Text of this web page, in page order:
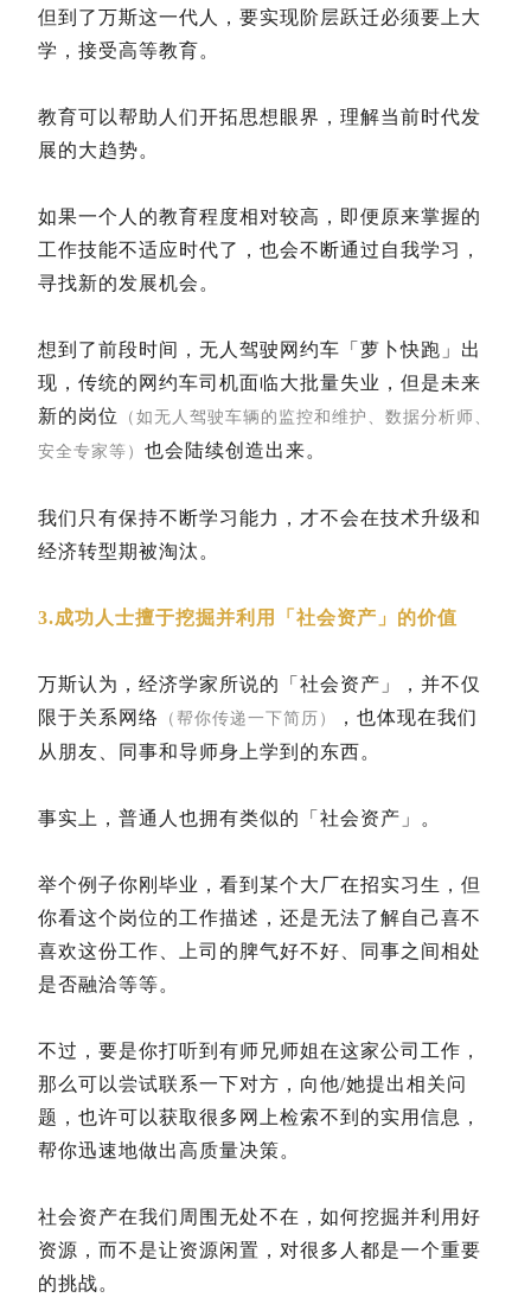
但到了万斯这一代人，要实现阶层跃迁必须要上大
学，接受高等教育。
教育可以帮助人们开拓思想眼界，理解当前时代发
展的大趋势。
如果一个人的教育程度相对较高，即便原来掌握的
工作技能不适应时代了，也会不断通过自我学习，
寻找新的发展机会。
想到了前段时间，无人驾驶网约车「萝卜快跑」出
现，传统的网约车司机面临大批量失业，但是未来
新的岗位
（如无人驾驶车辆的监控和维护、数据分析师、
安全专家等） 也会陆续创造出来。
我们只有保持不断学习能力，才不会在技术升级和
经济转型期被淘汰。
3.成功人士擅于挖掘并利用「社会资产」的价值
万斯认为，经济学家所说的「社会资产」，并不仅
限于关系网络 （帮你传递一下简历）
，也体现在我们
从朋友、同事和导师身上学到的东西。
事实上，普通人也拥有类似的「社会资产」。
举个例子你刚毕业，看到某个大厂在招实习生，但
你看这个岗位的工作描述，还是无法了解自己喜不
喜欢这份工作、上司的脾气好不好、同事之间相处
是否融洽等等。
不过，要是你打听到有师兄师姐在这家公司工作，
那么可以尝试联系一下对方，向他/她提出相关问
题，也许可以获取很多网上检索不到的实用信息，
帮你迅速地做出高质量决策。
社会资产在我们周围无处不在，如何挖掘并利用好
资源，而不是让资源闲置，对很多人都是一个重要
的挑战。